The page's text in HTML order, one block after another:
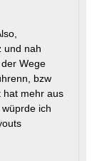
und nah
Wege
bzw
hat mehr aus
ich